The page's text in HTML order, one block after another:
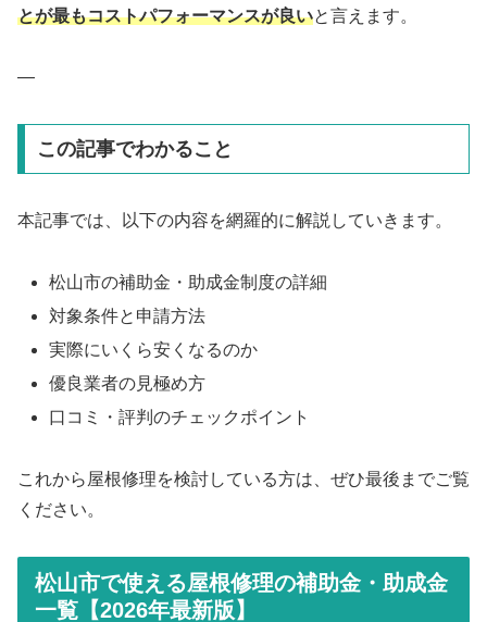
とが最もコストパフォーマンスが良いと言えます。
—
この記事でわかること
本記事では、以下の内容を網羅的に解説していきます。
松山市の補助金・助成金制度の詳細
対象条件と申請方法
実際にいくら安くなるのか
優良業者の見極め方
口コミ・評判のチェックポイント
これから屋根修理を検討している方は、ぜひ最後までご覧
ください。
松山市で使える屋根修理の補助金・助成金
一覧【2026年最新版】